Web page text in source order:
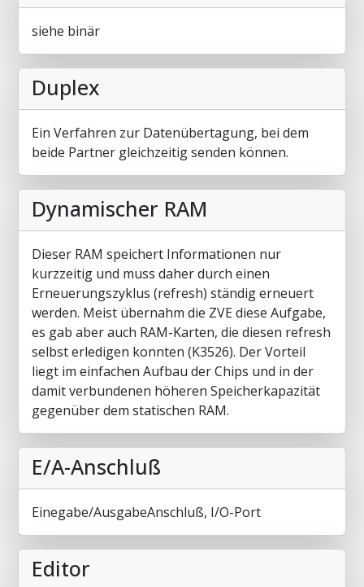
siehe binär
Duplex
Ein Verfahren zur Datenübertagung, bei dem
beide Partner gleichzeitig senden können.
Dynamischer RAM
Dieser RAM speichert Informationen nur
kurzzeitig und muss daher durch einen
Erneuerungszyklus (refresh) ständig erneuert
werden. Meist übernahm die ZVE diese Aufgabe,
es gab aber auch RAM-Karten, die diesen refresh
selbst erledigen konnten (K3526). Der Vorteil
liegt im einfachen Aufbau der Chips und in der
damit verbundenen höheren Speicherkapazität
gegenüber dem statischen RAM.
E/A-Anschluß
Einegabe/AusgabeAnschluß, I/O-Port
Editor